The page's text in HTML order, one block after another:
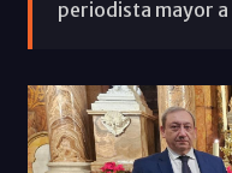
periodista mayor a